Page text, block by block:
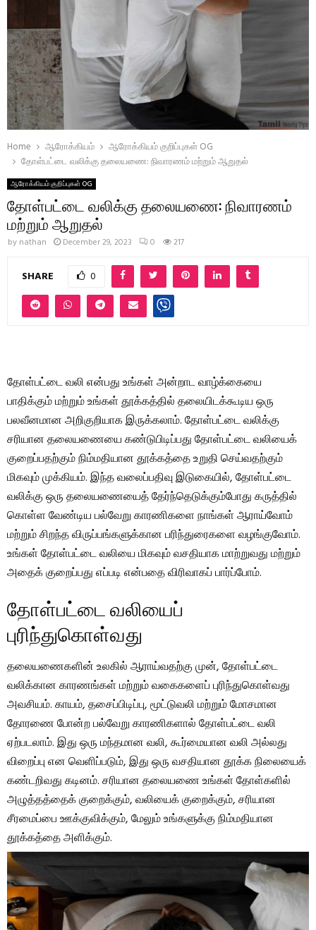
Home ஆரோக்கியம்
ஆரோக்கியம் குறிப்புகள் OG
தோள்பட்டை வலிக்கு தலையணை: நிவாரணம் மற்றும் ஆறுதல்
ஆரோக்கியம் குறிப்புகள் OG
தோள்பட்டை வலிக்கு தலையணை: நிவாரணம்
மற்றும் ஆறுதல்
by nathan December 29, 2023 0 217
SHARE 0
தோள்பட்டை வலி என்பது உங்கள் அன்றாட வாழ்க்கையை
பாதிக்கும் மற்றும் உங்கள் தூக்கத்தில் தலையிடக்கூடிய ஒரு
பலவீனமான அறிகுறியாக இருக்கலாம். தோள்பட்டை வலிக்கு
சரியான தலையணையை கண்டுபிடிப்பது தோள்பட்டை வலியைக்
குறைப்பதற்கும் நிம்மதியான தூக்கத்தை உறுதி செய்வதற்கும்
மிகவும் முக்கியம். இந்த வலைப்பதிவு இடுகையில், தோள்பட்டை
வலிக்கு ஒரு தலையணையைத் தேர்ந்தெடுக்கும்போது கருத்தில்
கொள்ள வேண்டிய பல்வேறு காரணிகளை நாங்கள் ஆராய்வோம்
மற்றும் சிறந்த விருப்பங்களுக்கான பரிந்துரைகளை வழங்குவோம்.
உங்கள் தோள்பட்டை வலியை மிகவும் வசதியாக மாற்றுவது மற்றும்
அதைக் குறைப்பது எப்படி என்பதை விரிவாகப் பார்ப்போம்.
தோள்பட்டை வலியைப்
புரிந்துகொள்வது
தலையணைகளின் உலகில் ஆராய்வதற்கு முன், தோள்பட்டை
வலிக்கான காரணங்கள் மற்றும் வகைகளைப் புரிந்துகொள்வது
அவசியம். காயம், தசைப்பிடிப்பு, மூட்டுவலி மற்றும் மோசமான
தோரணை போன்ற பல்வேறு காரணிகளால் தோள்பட்டை வலி
ஏற்படலாம். இது ஒரு மந்தமான வலி, கூர்மையான வலி அல்லது
விறைப்பு என வெளிப்படும், இது ஒரு வசதியான தூக்க நிலையைக்
கண்டறிவது கடினம். சரியான தலையணை உங்கள் தோள்களில்
அழுத்தத்தைக் குறைக்கும், வலியைக் குறைக்கும், சரியான
சீரமைப்பை ஊக்குவிக்கும், மேலும் உங்களுக்கு நிம்மதியான
தூக்கத்தை அளிக்கும்.